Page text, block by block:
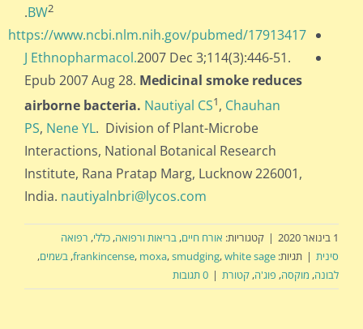
BW2
.
https://www.ncbi.nlm.nih.gov/pubmed/17913417
J Ethnopharmacol.2007 Dec 3;114(3):446-51.
Epub 2007 Aug 28. Medicinal smoke reduces
airborne bacteria. Nautiyal CS1, Chauhan
PS, Nene YL. Division of Plant-Microbe
Interactions, National Botanical Research
Institute, Rana Pratap Marg, Lucknow 226001,
India. nautiyalnbri@lycos.com
1 בינואר 2020 | קטגוריות: אורח חיים, בריאות ורפואה, כללי, רפואה
סינית | תגיות: frankincense, moxa,smudging,white sage
, בשמים,
לבונה, מוקסה, פוג'ה, קטורת | 0 תגובות